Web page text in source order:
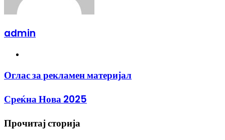
admin
Оглас
за
материјал
Оглас за рекламен материјал
Среќна
Нова
Среќна Нова 2025
Прочитај сторија